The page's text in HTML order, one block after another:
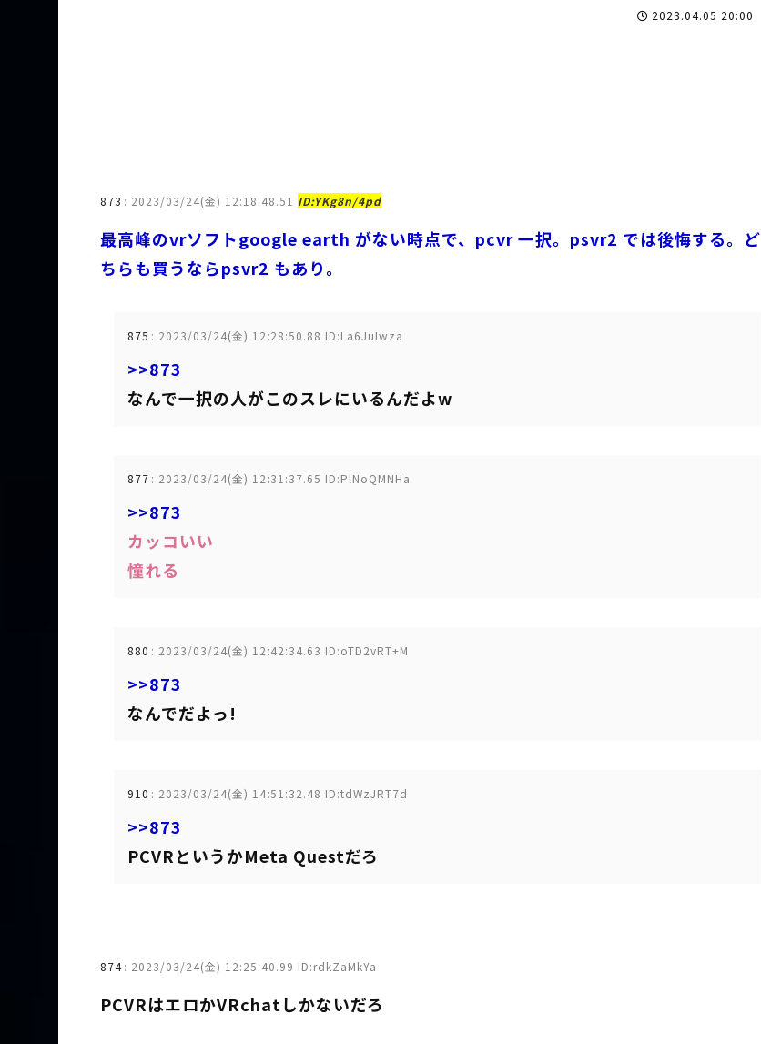
2023.04.05 20:00
873 : 2023/03/24(金) 12:18:48.51 ID:YKg8n/4pd
最高峰のvrソフトgoogle earth がない時点で、pcvr 一択。psvr2 では後悔する。ど
ちらも買うならpsvr2 もあり。
875 : 2023/03/24(金) 12:28:50.88 ID:La6JuIwza
>>873
なんで一択の人がこのスレにいるんだよw
877 : 2023/03/24(金) 12:31:37.65 ID:PlNoQMNHa
>>873
カッコいい
憧れる
880 : 2023/03/24(金) 12:42:34.63 ID:oTD2vRT+M
>>873
なんでだよっ!
910 : 2023/03/24(金) 14:51:32.48 ID:tdWzJRT7d
>>873
PCVRというかMeta Questだろ
874: 2023/03/24(金) 12:25:40.99 ID:rdkZaMkYa
PCVRはエロかVRchatしかないだろ